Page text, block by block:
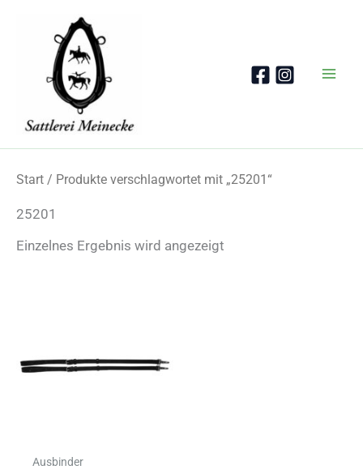
Start / Produkte verschlagwortet mit „25201“
25201
Einzelnes Ergebnis wird angezeigt
Ausbinder